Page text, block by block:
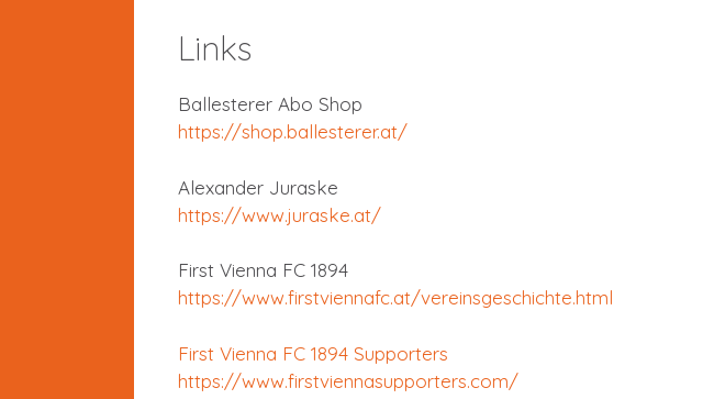
Links
Ballesterer Abo Shop
https://shop.ballesterer.at/
Alexander Juraske
https://www.juraske.at/
First Vienna FC 1894
https://www.firstviennafc.at/vereinsgeschichte.html
First Vienna FC 1894 Supporters
https://www.firstviennasupporters.com/